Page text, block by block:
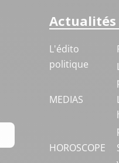
Actualités
L'édito
politique
MEDIAS
HOROSCOPE